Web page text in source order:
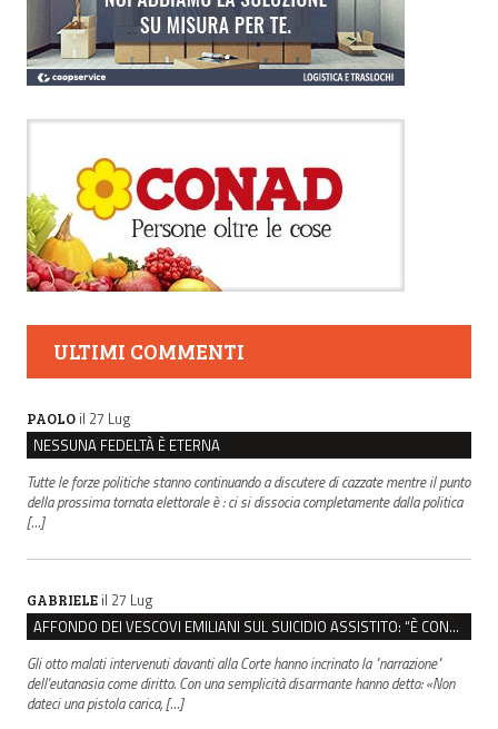
ULTIMI COMMENTI
PAOLO il 27 Lug
NESSUNA FEDELTÀ È ETERNA
Tutte le forze politiche stanno continuando a discutere di cazzate mentre il punto
della prossima tornata elettorale è : ci si dissocia completamente dalla politica
[…]
GABRIELE il 27 Lug
AFFONDO DEI VESCOVI EMILIANI SUL SUICIDIO ASSISTITO: “È CONTRO IL VALORE DELLA PERSONA”
Gli otto malati intervenuti davanti alla Corte hanno incrinato la "narrazione"
dell'eutanasia come diritto. Con una semplicità disarmante hanno detto: «Non
dateci una pistola carica, […]